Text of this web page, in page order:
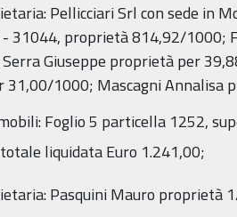
Pellicciari Srl con sede in
- 31044, proprietà 814,92/1000;
Giuseppe proprietà per
31,00/1000; Mascagni Annalisa
Foglio 5 particella 1252,
liquidata Euro 1.241,00;
Pasquini Mauro proprietà